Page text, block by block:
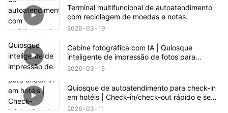
Terminal multifuncional de autoatendimento
com reciclagem de moedas e notas.
2026 03 19
Cabine fotográfica com IA | Quiosque
inteligente de impressão de fotos para
eventos e varejo
2026 03 15
Quiosque de autoatendimento para check-in
em hotéis | Check-in/check-out rápido e sem
contato
2026 03 11